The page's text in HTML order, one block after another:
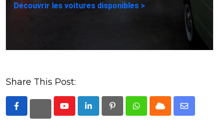
Découvrir les voitures disponibles >
Share This Post:
YoutubeLinkedIn PinterestWhatsappCloud
Share